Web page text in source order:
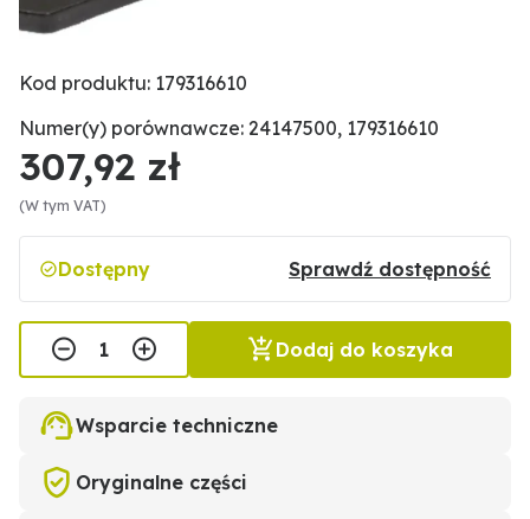
Kod produktu: 179316610
Numer(y) porównawcze: 24147500, 179316610
307,92 zł
(W tym VAT)
Dostępny Sprawdź dostępność
Dodaj do koszyka
Wsparcie techniczne
Oryginalne części